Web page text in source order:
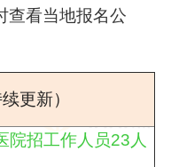
查看当地报名公
更新）
院招工作人员23人